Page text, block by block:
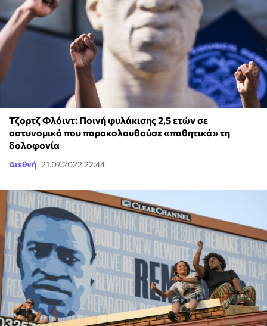
Τζορτζ Φλόιντ: Ποινή φυλάκισης 2,5 ετών σε
αστυνομικό που παρακολουθούσε «παθητικά» τη
δολοφονία
Διεθνή 21.07.2022 22:44